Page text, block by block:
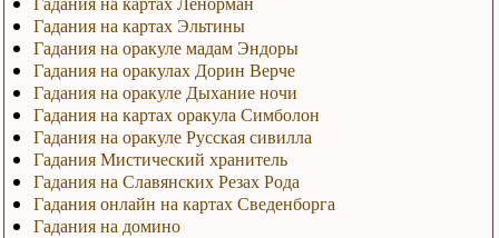
Гадания на картах Эльтины
Гадания на оракуле мадам Эндоры
Гадания на оракулах Дорин Верче
Гадания на оракуле Дыхание ночи
Гадания на картах оракула Симболон
Гадания на оракуле Русская сивилла
Гадания Мистический хранитель
Гадания на Славянских Резах Рода
Гадания онлайн на картах Сведенборга
Гадания на домино